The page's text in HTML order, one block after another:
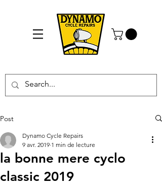
Post
la bonne mere cyclo
classic 2019
Dynamo Cycle Repairs
9 avr. 2019 1 min de lecture